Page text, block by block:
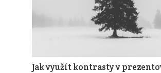
Jak využít kontrasty v